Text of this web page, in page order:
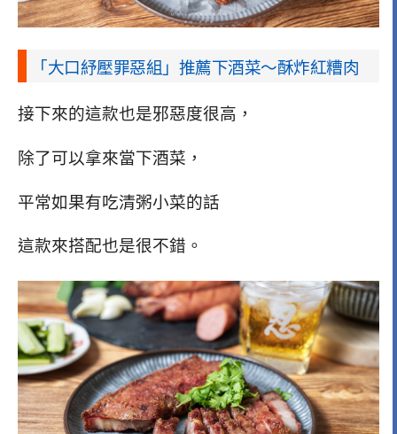
「大口紓壓罪惡組」推薦下酒菜～酥炸紅糟肉
接下來的這款也是邪惡度很高，
除了可以拿來當下酒菜，
平常如果有吃清粥小菜的話
這款來搭配也是很不錯。